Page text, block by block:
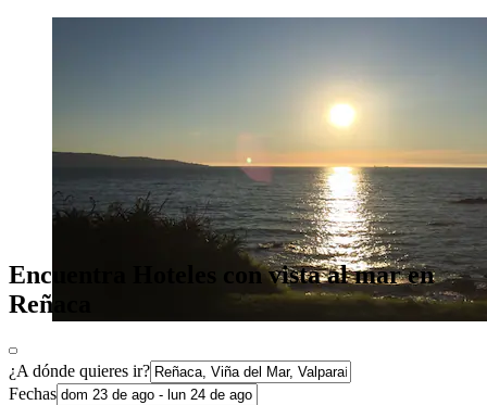
Encuentra Hoteles con vista al mar en
Reñaca
¿A dónde quieres ir?
Fechas